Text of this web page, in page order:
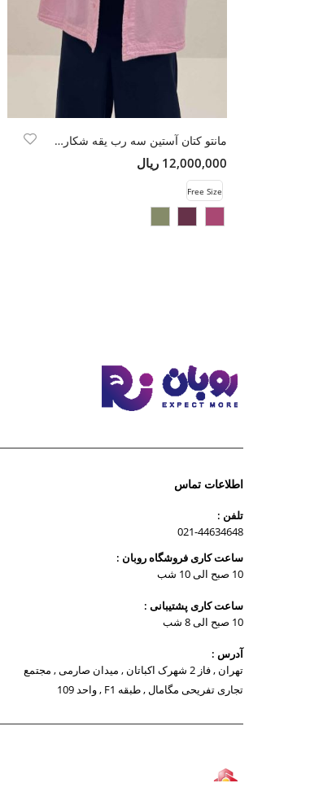
مانتو کتان آستین سه رب یقه شکاری TR
12,000,000 ریال
Free Size
اطلاعات تماس
تلفن :
021-44634648
ساعت کاری فروشگاه روبان :
10 صبح الی 10 شب
ساعت کاری پشتیبانی :
10 صبح الی 8 شب
آدرس :
تهران , فاز 2 شهرک اکباتان , میدان صارمی , مجتمع
تجاری تفریحی مگامال , طبقه F1 , واحد 109